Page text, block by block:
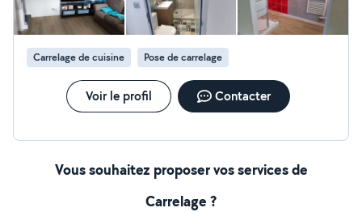
Carrelage de cuisine Pose de carrelage
Voir le profil Contacter
Vous souhaitez proposer vos services de
Carrelage ?